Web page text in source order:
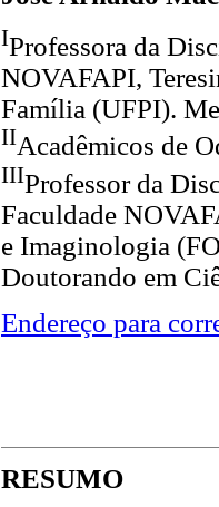
IProfessora da
NOVAFAPI,
Família (UFPI).
IIAcadêmicos de
IIIProfessor da
Faculdade
e Imaginologia
Doutorando em
Endereço para
RESUMO